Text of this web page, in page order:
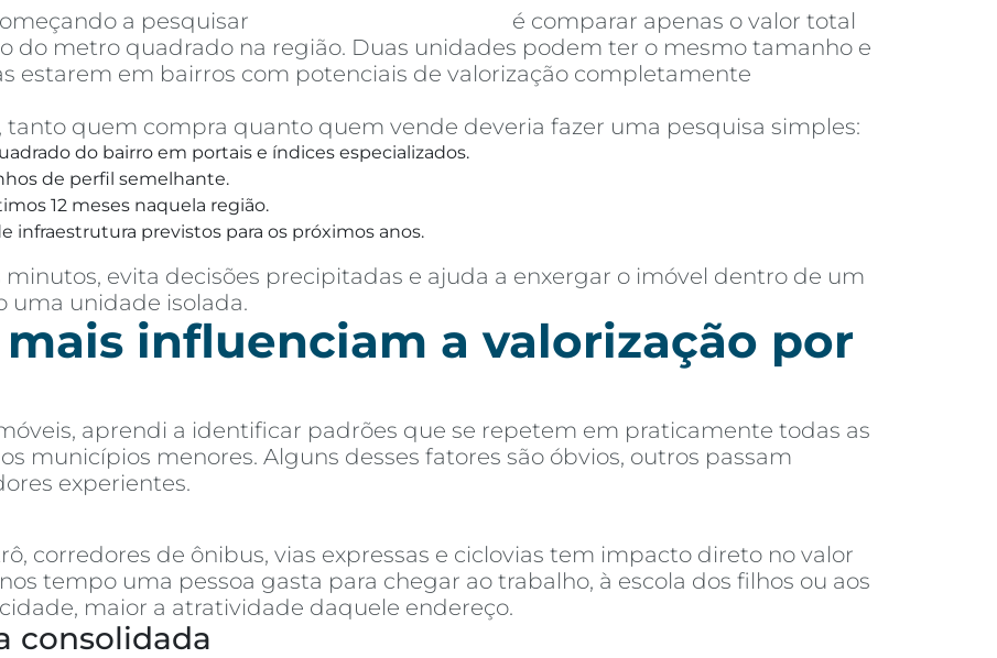
a pesquisar
é comparar apenas o valor total
do metro quadrado na região. Duas unidades podem ter o mesmo tamanho e
estarem em bairros com potenciais de valorização completamente
tanto quem compra quanto quem vende deveria fazer uma pesquisa simples:
do bairro em portais e índices especializados.
de perfil semelhante.
12 meses naquela região.
infraestrutura previstos para os próximos anos.
minutos, evita decisões precipitadas e ajuda a enxergar o imóvel dentro de um
uma unidade isolada.
influenciam a valorização por
aprendi a identificar padrões que se repetem em praticamente todas as
municípios menores. Alguns desses fatores são óbvios, outros passam
experientes.
corredores de ônibus, vias expressas e ciclovias tem impacto direto no valor
tempo uma pessoa gasta para chegar ao trabalho, à escola dos filhos ou aos
maior a atratividade daquele endereço.
consolidada